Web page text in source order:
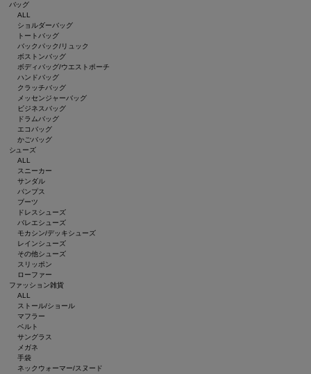
バッグ
ALL
ショルダーバッグ
トートバッグ
バックパック/リュック
ボストンバッグ
ボディバッグ/ウエストポーチ
ハンドバッグ
クラッチバッグ
メッセンジャーバッグ
ビジネスバッグ
ドラムバッグ
エコバッグ
かごバッグ
シューズ
ALL
スニーカー
サンダル
パンプス
ブーツ
ドレスシューズ
バレエシューズ
モカシン/デッキシューズ
レインシューズ
その他シューズ
スリッポン
ローファー
ファッション雑貨
ALL
ストール/ショール
マフラー
ベルト
サングラス
メガネ
手袋
ネックウォーマー/スヌード